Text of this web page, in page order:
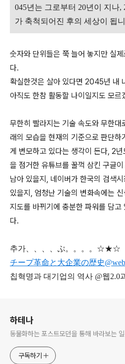
045년는 그로부터 20년이 지나,
가 축척되어진 후의 세상이 됩
숫자와 단위들은 쭉 늘어 놓지만 실
다.
확실한것은 살아 있다면 2045년 내
아직도 한참 활동할 나이일지도 모르
무한히 빨라지는 기술 속도와 무한대
래의 모습을 현재의 기준으로 판단
게 변모하고 있다는 생각이 든다, 2
을 점거한 유튜브를 꿀꺽 삼킨 구글
남아 있을지, 네이버가 한국의 검색
있을지, 엄청난 기술의 변화속에는
지도를 바뀌기에 충분한 파워를 담고
다.
추가、、、、ぷ。。。。☆★☆
チープ革命と大企業の歴史
칩혁명과 대기업의 역사 @웹2.0
하테나
동물화하는 포스트모던을 통해 바라보는
구독하기